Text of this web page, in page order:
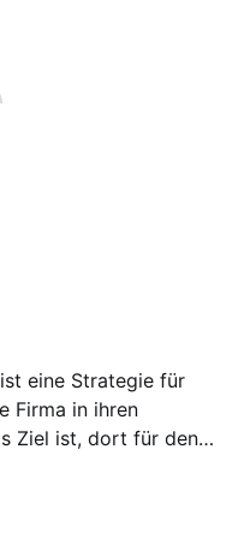
Firma in ihren
Ziel ist, dort für den
von Toyota bekannt,